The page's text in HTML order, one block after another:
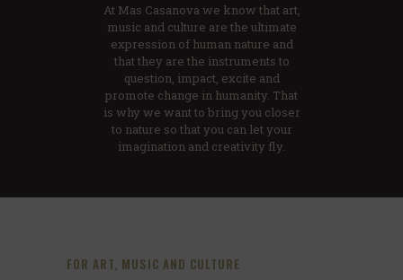
At Mas Casanova we know that art,
music and culture are the ultimate
expression of human nature and
that they are the instruments to
question, impact, excite and
promote change in humanity. That
is why we want to bring you closer
to nature so that you can let your
imagination and creativity fly.
FOR ART, MUSIC AND CULTURE